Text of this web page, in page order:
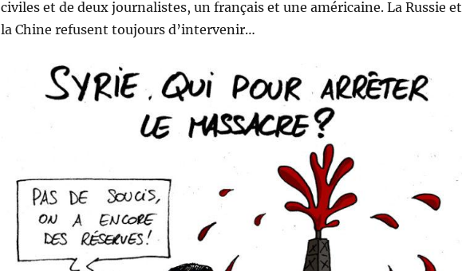
civiles et de deux journalistes, un français et une américaine. La Russie et
la Chine refusent toujours d’intervenir…